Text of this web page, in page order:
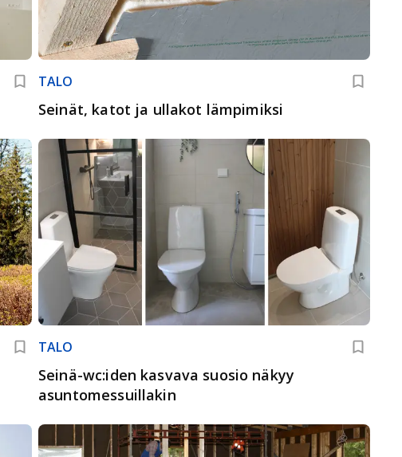
TALO
Seinät, katot ja ullakot lämpimiksi
TALO
Seinä-wc:iden kasvava suosio näkyy
asuntomessuillakin